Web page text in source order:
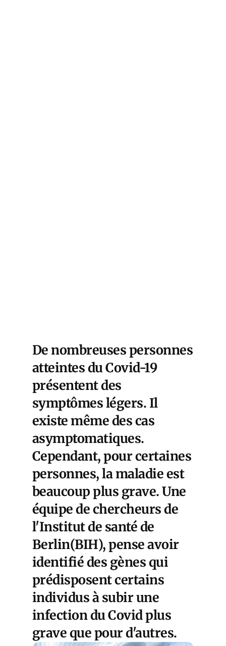
De nombreuses personnes
atteintes du Covid-19
présentent des
symptômes légers. Il
existe même des cas
asymptomatiques.
Cependant, pour certaines
personnes, la maladie est
beaucoup plus grave. Une
équipe de chercheurs de
l'Institut de santé de
Berlin(BIH), pense avoir
identifié des gènes qui
prédisposent certains
individus à subir une
infection du Covid plus
grave que pour d'autres.